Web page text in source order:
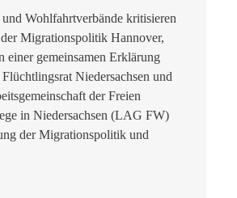
Wohlfahrtverbände kritisieren
Migrationspolitik Hannover,
einer gemeinsamen Erklärung
Niedersachsen und
der Freien
in Niedersachsen (LAG FW)
der Migrationspolitik und